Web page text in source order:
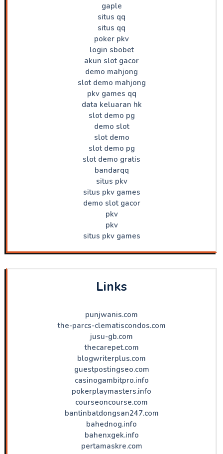
gaple
situs qq
situs qq
poker pkv
login sbobet
akun slot gacor
demo mahjong
slot demo mahjong
pkv games qq
data keluaran hk
slot demo pg
demo slot
slot demo
slot demo pg
slot demo gratis
bandarqq
situs pkv
situs pkv games
demo slot gacor
pkv
pkv
situs pkv games
Links
punjwanis.com
the-parcs-clematiscondos.com
jusu-gb.com
thecarepet.com
blogwriterplus.com
guestpostingseo.com
casinogambitpro.info
pokerplaymasters.info
courseoncourse.com
bantinbatdongsan247.com
bahednog.info
bahenxgek.info
pertamaskre.com